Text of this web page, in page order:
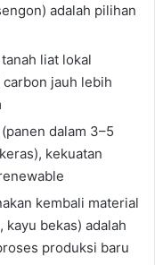
adalah pilihan
liat lokal
jauh lebih
dalam 3–5
kekuatan
kembali material
kayu bekas) adalah
produksi baru